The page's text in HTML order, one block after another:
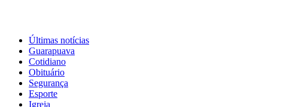
Últimas notícias
Guarapuava
Cotidiano
Obituário
Segurança
Esporte
Igreja